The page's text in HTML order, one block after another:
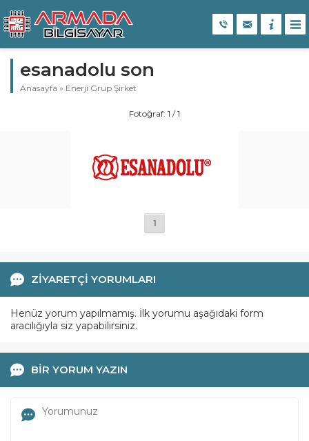
esanadolu son
Anasayfa » Enerji Grup Şirket
Fotoğraf: 1 / 1
1
ZİYARETÇİ YORUMLARI
Henüz yorum yapılmamış. İlk yorumu aşağıdaki form
aracılığıyla siz yapabilirsiniz.
BİR YORUM YAZIN